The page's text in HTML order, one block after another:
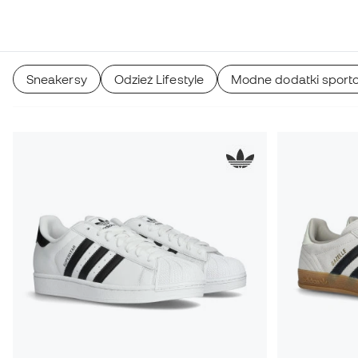
Sneakersy Odzież Lifestyle Modne dodatki